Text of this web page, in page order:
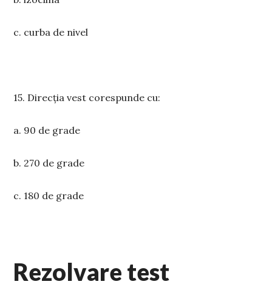
c. curba de nivel
15. Direcția vest corespunde cu:
a. 90 de grade
b. 270 de grade
c. 180 de grade
Rezolvare test